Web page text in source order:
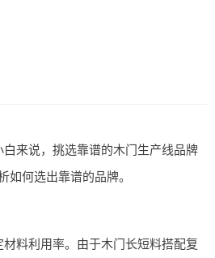
来说，挑选靠谱的木门生产线品牌
何选出靠谱的品牌。
料利用率。由于木门长短料搭配复